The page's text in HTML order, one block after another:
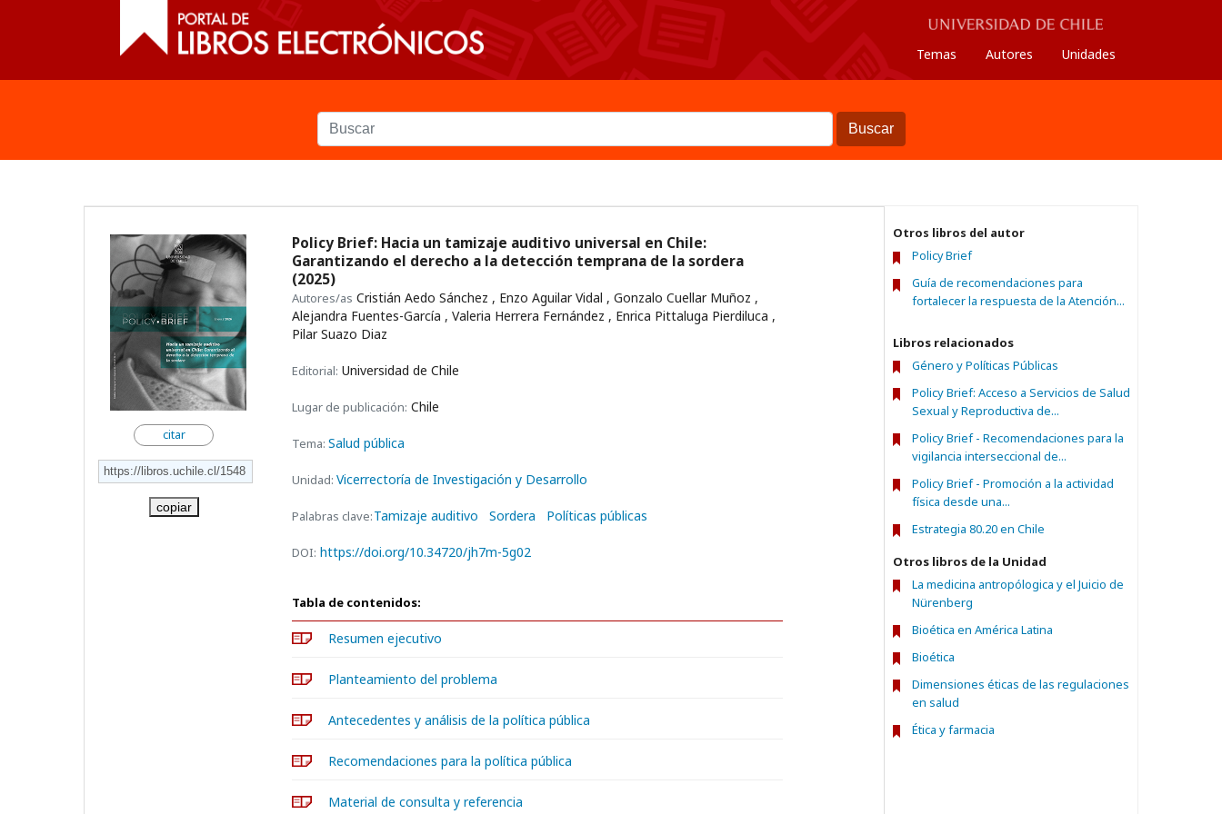
Temas Autores Unidades
Buscar
citar
copiar
Policy Brief: Hacia un tamizaje auditivo universal en Chile:
Garantizando el derecho a la detección temprana de la sordera
(2025)
Autores/as Cristián Aedo Sánchez , Enzo Aguilar Vidal , Gonzalo Cuellar Muñoz ,
Alejandra Fuentes-García , Valeria Herrera Fernández , Enrica Pittaluga Pierdiluca ,
Pilar Suazo Diaz
Editorial: Universidad de Chile
Lugar de publicación: Chile
Tema: Salud pública
Unidad: Vicerrectoría de Investigación y Desarrollo
Palabras clave:Tamizaje auditivo Sordera Políticas públicas
DOI: https://doi.org/10.34720/jh7m-5g02
Tabla de contenidos:
Resumen ejecutivo
Planteamiento del problema
Antecedentes y análisis de la política pública
Recomendaciones para la política pública
Material de consulta y referencia
Otros libros del autor
Policy Brief
Guía de recomendaciones para
fortalecer la respuesta de la Atención...
Libros relacionados
Género y Políticas Públicas
Policy Brief: Acceso a Servicios de Salud
Sexual y Reproductiva de...
Policy Brief - Recomendaciones para la
vigilancia interseccional de...
Policy Brief - Promoción a la actividad
física desde una...
Estrategia 80.20 en Chile
Otros libros de la Unidad
La medicina antropólogica y el Juicio de
Nürenberg
Bioética en América Latina
Bioética
Dimensiones éticas de las regulaciones
en salud
Ética y farmacia